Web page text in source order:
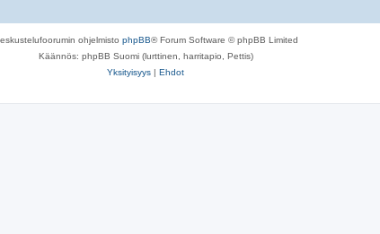
ohjelmisto phpBB® Forum Software © phpBB Limited
Käännös: phpBB Suomi (lurttinen, harritapio, Pettis)
Yksityisyys | Ehdot